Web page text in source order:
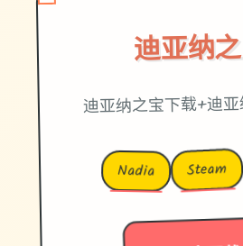
迪亚纳
迪亚纳之宝下载+迪
Nadia Steam